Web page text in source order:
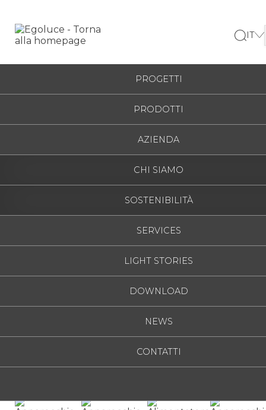
PROGETTI
PRODOTTI
AZIENDA
CHI SIAMO
SOSTENIBILITÀ
SERVICES
LIGHT STORIES
DOWNLOAD
NEWS
CONTATTI
IT
ENGLISH
РУССКИЙ